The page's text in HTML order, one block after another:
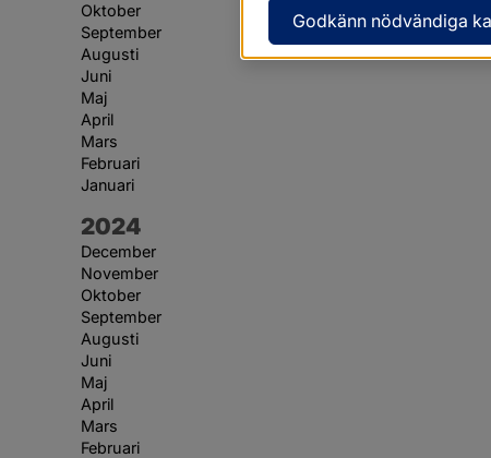
Oktober
September
Augusti
Juni
Maj
April
Mars
Februari
Januari
År:
2024
December
November
Oktober
September
Augusti
Juni
Maj
April
Mars
Februari
Godkänn nödvändiga